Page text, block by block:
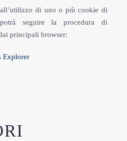
di uno o più cookie di
seguire la procedura di
principali browser:
Explorer